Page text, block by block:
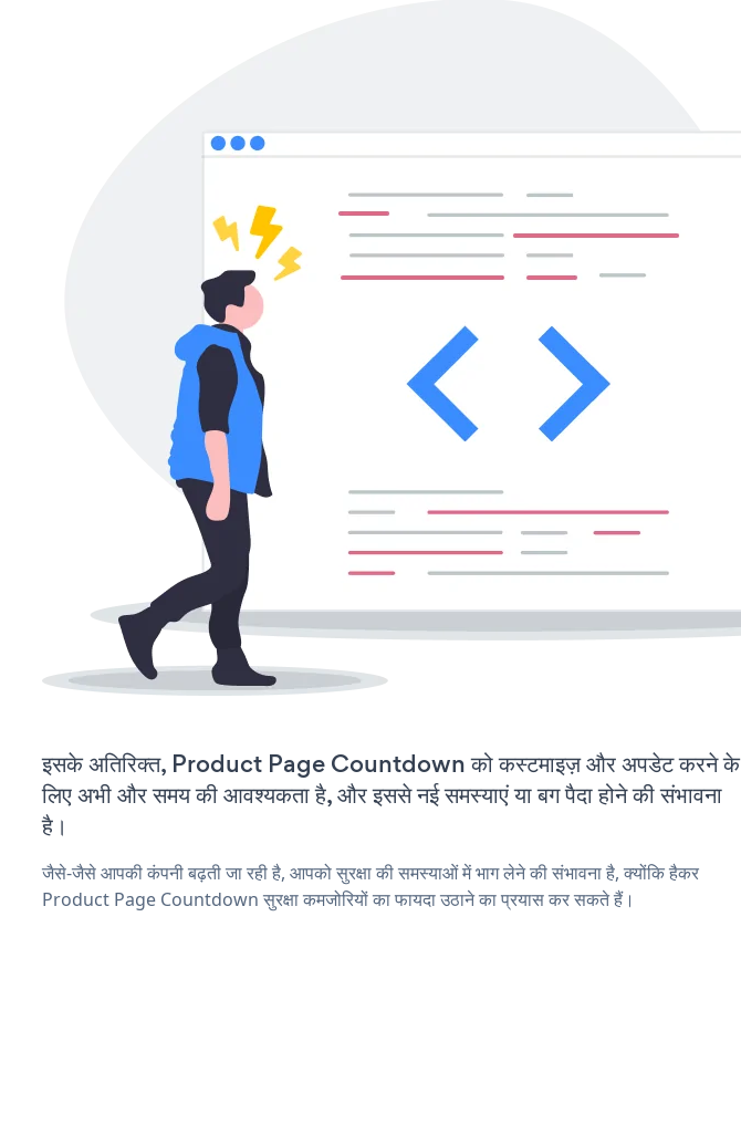
इसके अतिरिक्त, Product Page Countdown को कस्टमाइज़ और अपडेट करने के
लिए अभी और समय की आवश्यकता है, और इससे नई समस्याएं या बग पैदा होने की संभावना
है।
जैसे-जैसे आपकी कंपनी बढ़ती जा रही है, आपको सुरक्षा की समस्याओं में भाग लेने की संभावना है, क्योंकि हैकर
Product Page Countdown सुरक्षा कमजोरियों का फायदा उठाने का प्रयास कर सकते हैं।